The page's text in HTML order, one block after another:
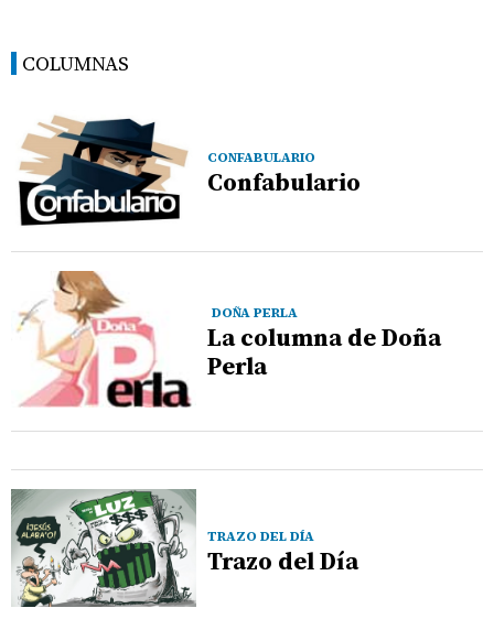
COLUMNAS
CONFABULARIO
Confabulario
DOÑA PERLA
La columna de Doña
Perla
TRAZO DEL DÍA
Trazo del Día